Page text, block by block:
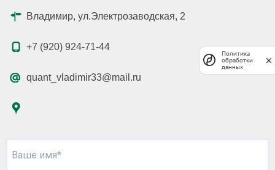
Владимир, ул.Электрозаводская, 2
+7 (920) 924-71-44
quant_vladimir33@mail.ru
Ваше имя*
Политика
обработки
данных